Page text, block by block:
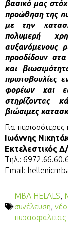
βασικό μας
προώθηση της
με την
πολυμερή
αυξανόμενους
προσδίδουν
και
πρωτοβουλίες
φορέων και
στηρίζοντας
βιώσιμες
Για
Ιωάννης
Εκτελεστικός
Τηλ.:
Email:
MBA HELALS,
συνέλευση, νέο
πυρασφάλειας